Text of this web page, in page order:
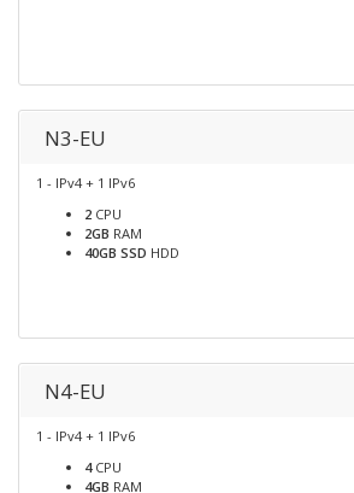
N3-EU
1 - IPv4 + 1 IPv6
2 CPU
2GB RAM
40GB SSD HDD
N4-EU
1 - IPv4 + 1 IPv6
4CPU
4GB RAM